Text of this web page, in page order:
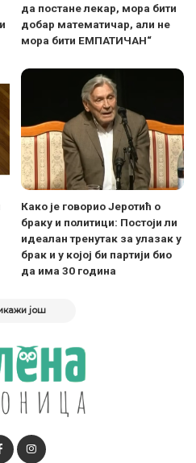
да постане лекар, мора бити
добар математичар, али не
мора бити ЕМПАТИЧАН“
Како је говорио Јеротић о
браку и политици: Постоји ли
идеалан тренутак за улазак у
брак и у којој би партији био
да има 30 година
још